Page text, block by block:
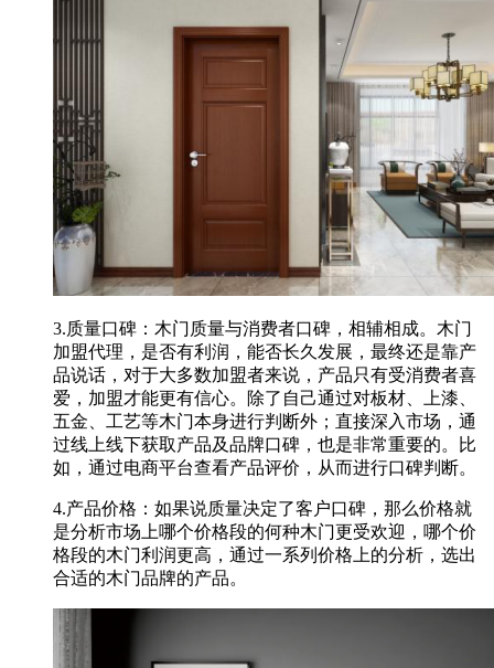
3.质量口碑：木门质量与消费者口碑，相辅相成。木门
加盟代理，是否有利润，能否长久发展，最终还是靠产
品说话，对于大多数加盟者来说，产品只有受消费者喜
爱，加盟才能更有信心。除了自己通过对板材、上漆、
五金、工艺等木门本身进行判断外；直接深入市场，通
过线上线下获取产品及品牌口碑，也是非常重要的。比
如，通过电商平台查看产品评价，从而进行口碑判断。
4.产品价格：如果说质量决定了客户口碑，那么价格就
是分析市场上哪个价格段的何种木门更受欢迎，哪个价
格段的木门利润更高，通过一系列价格上的分析，选出
合适的木门品牌的产品。